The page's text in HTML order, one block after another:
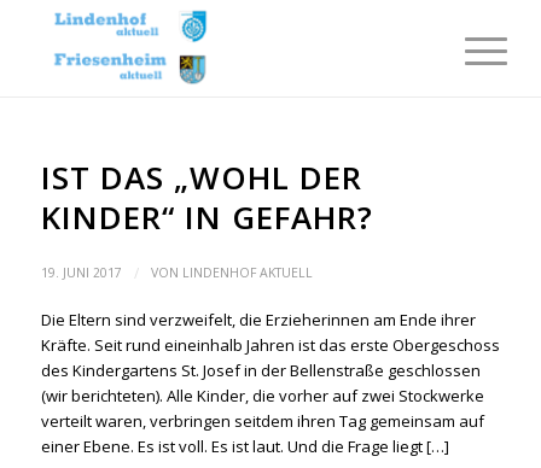
IST DAS „WOHL DER
KINDER“ IN GEFAHR?
19. JUNI 2017 / VON LINDENHOF AKTUELL
Die Eltern sind verzweifelt, die Erzieherinnen am Ende ihrer
Kräfte. Seit rund eineinhalb Jahren ist das erste Obergeschoss
des Kindergartens St. Josef in der Bellenstraße geschlossen
(wir berichteten). Alle Kinder, die vorher auf zwei Stockwerke
verteilt waren, verbringen seitdem ihren Tag gemeinsam auf
einer Ebene. Es ist voll. Es ist laut. Und die Frage liegt […]